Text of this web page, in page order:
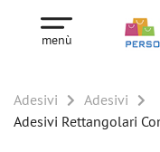
menù
Adesivi
Adesivi
Adesivi Rettangolari